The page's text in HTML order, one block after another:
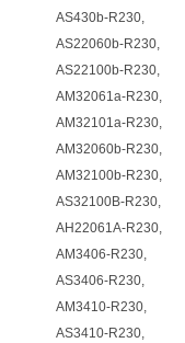
AS430b-R230,
AS22060b-R230,
AS22100b-R230,
AM32061a-R230,
AM32101a-R230,
AM32060b-R230,
AM32100b-R230,
AS32100B-R230,
AH22061A-R230,
AM3406-R230,
AS3406-R230,
AM3410-R230,
AS3410-R230,